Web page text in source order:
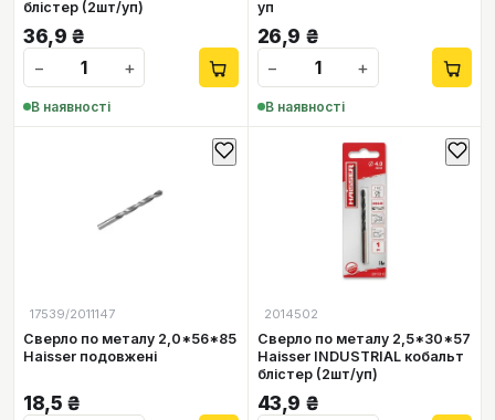
блістер (2шт/уп)
36,9 ₴
−
+
В наявності
уп
26,9 ₴
−
+
В наявності
17539/2011147
Сверло по металу 2,0*56*85
Haisser подовжені
18,5 ₴
2014502
Сверло по металу 2,5*30*57
Haisser INDUSTRIAL кобальт
блістер (2шт/уп)
43,9 ₴